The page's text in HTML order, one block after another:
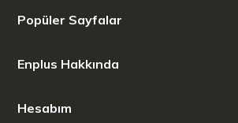
Popüler Sayfalar
Enplus Hakkında
Hesabım